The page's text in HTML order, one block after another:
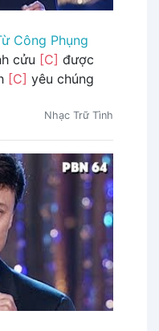
Công Phụng
cửu [C] được
[C] yêu chúng
Nhạc Trữ Tình